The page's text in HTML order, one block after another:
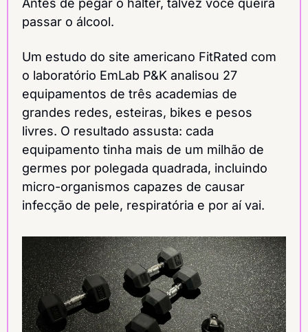
Antes de pegar o halter, talvez você queira
passar o álcool.
Um estudo do site americano FitRated com
o laboratório EmLab P&K analisou 27
equipamentos de três academias de
grandes redes, esteiras, bikes e pesos
livres. O resultado assusta: cada
equipamento tinha mais de um milhão de
germes por polegada quadrada, incluindo
micro-organismos capazes de causar
infecção de pele, respiratória e por aí vai.